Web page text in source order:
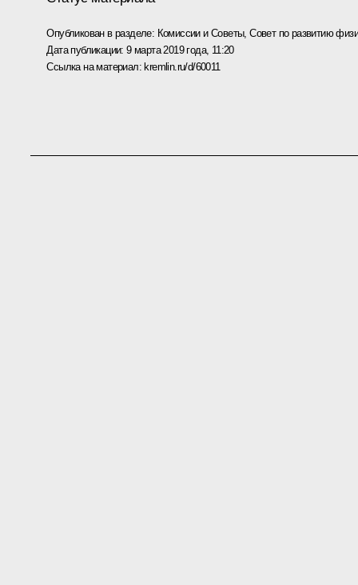
Опубликован в разделе: Комиссии и Советы,Совет по развитию
Дата публикации:9 марта 2019 года, 11:20
Ссылка на материал: kremlin.ru/d/60011